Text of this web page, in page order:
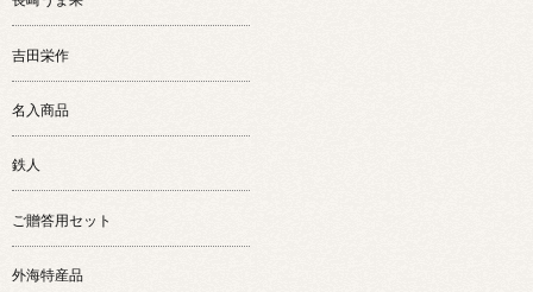
吉田栄作
名入商品
鉄人
ご贈答用セット
外海特産品